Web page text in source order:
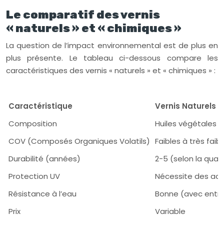
Le comparatif des vernis
« naturels » et « chimiques »
La question de l’impact environnemental est de plus en
plus présente. Le tableau ci-dessous compare les
caractéristiques des vernis « naturels » et « chimiques » :
Caractéristique
Vernis Naturels
Composition
Huiles végétales
COV (Composés Organiques Volatils) Faibles à très
Durabilité (années)
2-5 (selon la
Protection UV
Nécessite des
Résistance à l’eau
Bonne (avec
Prix
Variable